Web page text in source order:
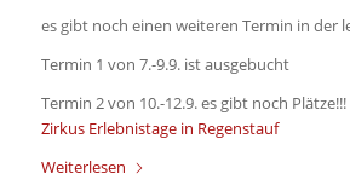
es gibt noch einen weiteren Termin in der
Termin 1 von 7.-9.9. ist ausgebucht
Termin 2 von 10.-12.9. es gibt noch Plätze!!!
Zirkus Erlebnistage in Regenstauf
Weiterlesen